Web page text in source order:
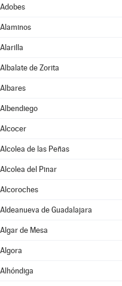
Adobes
Alaminos
Alarilla
Albalate de Zorita
Albares
Albendiego
Alcocer
Alcolea de las Peñas
Alcolea del Pinar
Alcoroches
Aldeanueva de Guadalajara
Algar de Mesa
Algora
Alhóndiga